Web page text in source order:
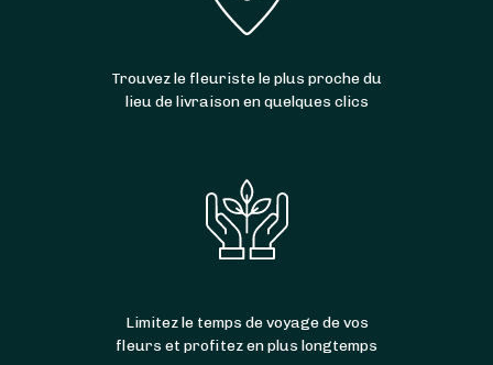
Trouvez le fleuriste le plus proche du
lieu de livraison en quelques clics
Limitez le temps de voyage de vos
fleurs et profitez en plus longtemps